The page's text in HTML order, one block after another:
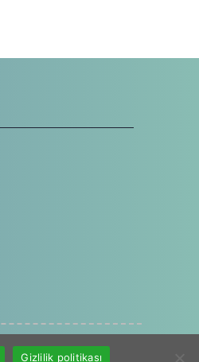
Eğitiminin Güncel Hafızası
Gizlilik politikası